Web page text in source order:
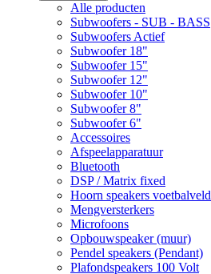
Alle producten
Subwoofers - SUB - BASS
Subwoofers Actief
Subwoofer 18"
Subwoofer 15"
Subwoofer 12"
Subwoofer 10"
Subwoofer 8"
Subwoofer 6"
Accessoires
Afspeelapparatuur
Bluetooth
DSP / Matrix fixed
Hoorn speakers voetbalveld
Mengversterkers
Microfoons
Opbouwspeaker (muur)
Pendel speakers (Pendant)
Plafondspeakers 100 Volt